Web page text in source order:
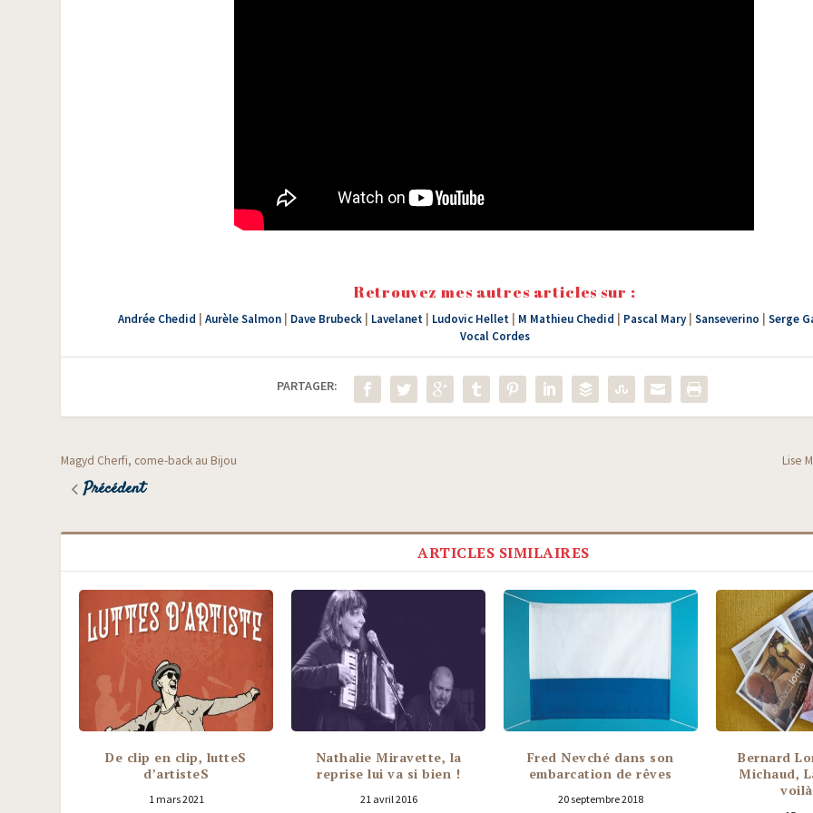
Retrouvez mes autres articles sur :
Andrée Chedid |Aurèle Salmon Dave Brubeck Lavelanet Ludovic Hellet M Mathieu Chedid Pascal Mary|Sanseverino |Serge
Vocal Cordes
PARTAGER:
Magyd Cherfi, come-back au Bijou
Précédent
Lise
ARTICLES SIMILAIRES
De clip en clip, lutteS
d’artisteS
1 mars 2021
Nathalie Miravette, la
reprise lui va si bien !
21 avril 2016
Fred Nevché dans son
embarcation de rêves
20 septembre 2018
Bernard
Michaud,